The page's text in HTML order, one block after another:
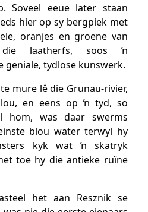
Soveel eeue later staan
hier op sy bergpiek met
oranjes en groene van
laatherfs, soos ŉ
geniale, tydlose kunswerk.
mure lê die Grunau-rivier,
en eens op ŉ tyd, so
hom, was daar swerms
blou water terwyl hy
kyk wat ŉ skatryk
toe hy die antieke ruïne
het aan Resznik se